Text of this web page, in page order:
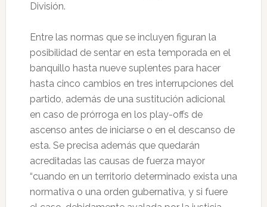
División.
Entre las normas que se incluyen figuran la
posibilidad de sentar en esta temporada en el
banquillo hasta nueve suplentes para hacer
hasta cinco cambios en tres interrupciones del
partido, además de una sustitución adicional
en caso de prórroga en los play-offs de
ascenso antes de iniciarse o en el descanso de
esta. Se precisa además que quedarán
acreditadas las causas de fuerza mayor
“cuando en un territorio determinado exista una
normativa o una orden gubernativa, y si fuere